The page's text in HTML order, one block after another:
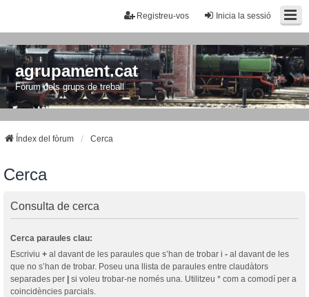
Inicia la sessió
Registreu-vos
agrupament.cat
Fòrum dels grups de treball
Índex del fòrum Cerca
Cerca
Consulta de cerca
Cerca paraules clau:
Escriviu + al davant de les paraules que s’han de trobar i - al davant de les
que no s’han de trobar. Poseu una llista de paraules entre claudàtors
separades per | si voleu trobar-ne només una. Utilitzeu * com a comodí per a
coincidències parcials.